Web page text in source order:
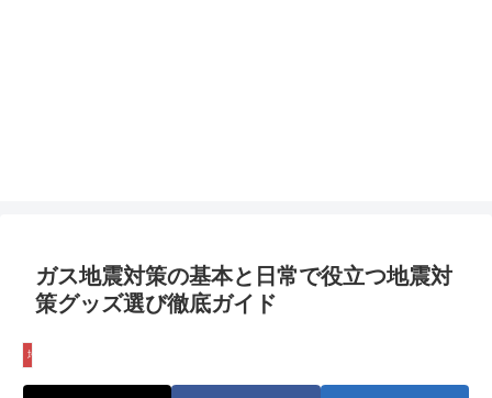
ガス地震対策の基本と日常で役立つ地震対
策グッズ選び徹底ガイド
地震対策グッズ